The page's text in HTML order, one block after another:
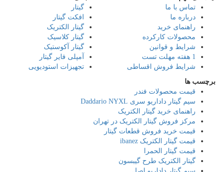
تماس با ما
درباره ما
راهنمای خرید
محصولات کارکرده
شرایط و قوانین
1 هفته مهلت تست
شرایط فروش اقساطی
گیتار
افکت گیتار
گیتار الکتریک
گیتار کلاسیک
گیتار آکوستیک
آمپلی فایر گیتار
تجهیزات استودیویی
برچسب ها
قیمت محصولات فندر
سیم گیتار داداریو سری Daddario NYXL
راهنمای خرید گیتار الکتریک
مرکز فروش گیتار الکتریک در تهران
قیمت خرید فروش قطعات گیتار
قیمت گیتار الکتریک ibanez
قیمت گیتار الحمرا
گیتار الکتریک طرح گیبسون